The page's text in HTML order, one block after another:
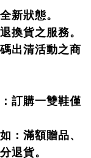
新狀態。
換貨之服務。
出清活動之商
訂購一雙鞋僅
：滿額贈品、
退貨。